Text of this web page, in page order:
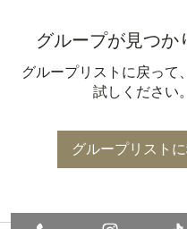
グループが見つか
グループリストに戻って
試しください。
グループリスト